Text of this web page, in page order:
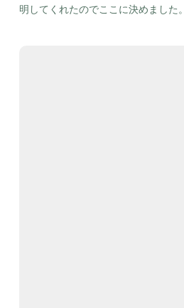
明してくれたのでここに決めました。